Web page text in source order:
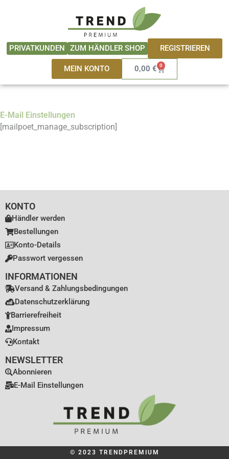
PRIVATKUNDEN ZUM HÄNDLER SHOP REGISTRIEREN
MEIN KONTO 0,00 € 0
Warenkorb
E-Mail Einstellungen
[mailpoet_manage_subscription]
KONTO
Händler werden
Bestellungen
Konto-Details
Passwort vergessen
INFORMATIONEN
Versand & Zahlungsbedingungen
Datenschutzerklärung
Barrierefreiheit
Impressum
Kontakt
NEWSLETTER
Abonnieren
E-Mail Einstellungen
© 2023 TRENDPREMIUM